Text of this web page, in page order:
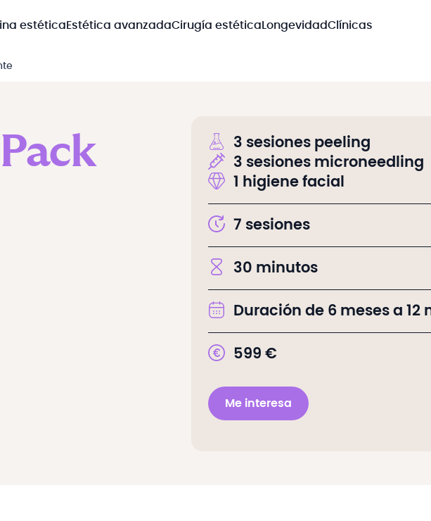
estética Estética avanzadaCirugía estética LongevidadClínicas
3 sesiones peeling
3 sesiones microneedling
1 higiene facial
7 sesiones
30 minutos
Duración de 6 meses a 12
599 €
Me interesa